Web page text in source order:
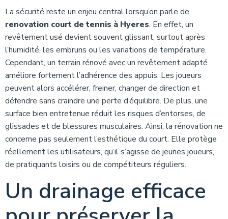
La sécurité reste un enjeu central lorsqu’on parle de
renovation court de tennis à Hyeres. En effet, un
revêtement usé devient souvent glissant, surtout après
l’humidité, les embruns ou les variations de température.
Cependant, un terrain rénové avec un revêtement adapté
améliore fortement l’adhérence des appuis. Les joueurs
peuvent alors accélérer, freiner, changer de direction et
défendre sans craindre une perte d’équilibre. De plus, une
surface bien entretenue réduit les risques d’entorses, de
glissades et de blessures musculaires. Ainsi, la rénovation ne
concerne pas seulement l’esthétique du court. Elle protège
réellement les utilisateurs, qu’il s’agisse de jeunes joueurs,
de pratiquants loisirs ou de compétiteurs réguliers.
Un drainage efficace